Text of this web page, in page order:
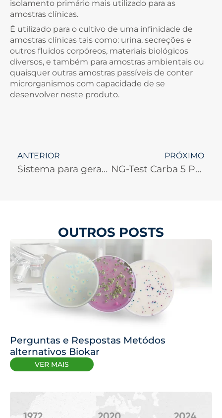
isolamento primário mais utilizado para as
amostras clínicas.
É utilizado para o cultivo de uma infinidade de
amostras clínicas tais como: urina, secreções e
outros fluidos corpóreos, materiais biológicos
diversos, e também para amostras ambientais ou
quaisquer outras amostras passíveis de conter
microrganismos com capacidade de se
desenvolver neste produto.
ANTERIOR
Sistema para geração de gás atmosférico para microbiologia
PRÓXIMO
NG-Test Carba 5 PLUS
OUTROS POSTS
Perguntas e Respostas Metódos
alternativos Biokar
VER MAIS